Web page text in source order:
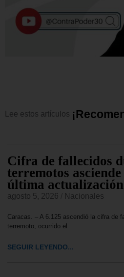
Lee estos artículos ¡Recome
Cifra de fallecidos
terremotos
última actualización
agosto 5, 2026 Nacionales
Caracas. – A 6.125 ascendió la cifra de
terremoto, ocurrido el
SEGUIR LEYENDO...